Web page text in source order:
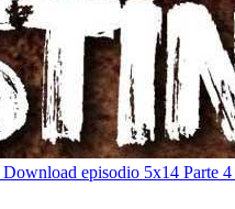
Download episodio 5x14 Parte 4